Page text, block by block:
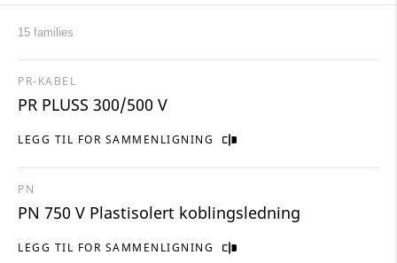
15 families
LEGG TIL FOR SAMMENLIGNING
PR-KABEL
PR PLUSS 300/500 V
LEGG TIL FOR SAMMENLIGNING
PN
PN 750 V Plastisolert koblingsledning